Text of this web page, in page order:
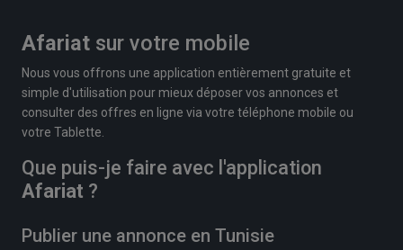
Afariat sur votre mobile
Nous vous offrons une application entièrement gratuite et
simple d'utilisation pour mieux déposer vos annonces et
consulter des offres en ligne via votre téléphone mobile ou
votre Tablette.
Que puis-je faire avec l'application
Afariat ?
Publier une annonce en Tunisie